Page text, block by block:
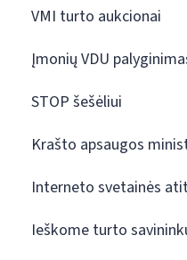
VMI turto aukcionai
Įmonių VDU
STOP šešėliui
Krašto apsaugos
Interneto svetainės
Ieškome turto